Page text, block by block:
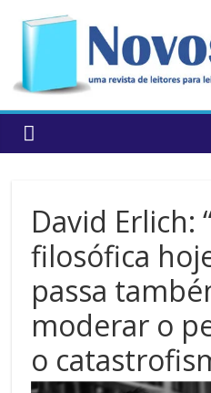
content
David Erlich:
filosófica
passa
moderar o
o